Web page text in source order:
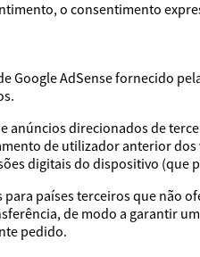
o consentimento
Google AdSense fornecido
anúncios direcionados de
de utilizador anterior
digitais do dispositivo
países terceiros que não
de modo a garantir
pedido.